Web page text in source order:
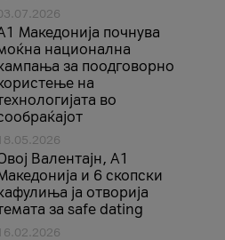
Македонија почнува
национална
за поодговорно
на
во
18.05.2026
Валентајн, A1
и 6 скопски
ја отворија
за safe dating
16.02.2026